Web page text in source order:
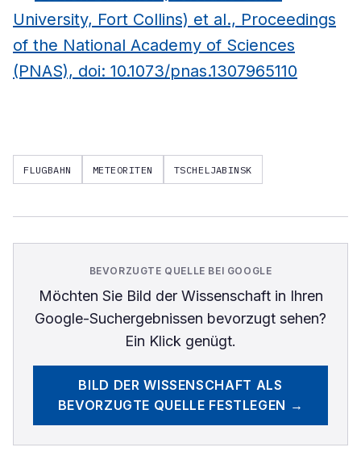
University, Fort Collins) et al., Proceedings
of the National Academy of Sciences
(PNAS), doi: 10.1073/pnas.1307965110
FLUGBAHN METEORITEN TSCHELJABINSK
BEVORZUGTE QUELLE BEI GOOGLE
Möchten Sie Bild der Wissenschaftin Ihren
Google-Suchergebnissen bevorzugt sehen?
Ein Klick genügt.
BILD DER WISSENSCHAFT ALS
BEVORZUGTE QUELLE FESTLEGEN →